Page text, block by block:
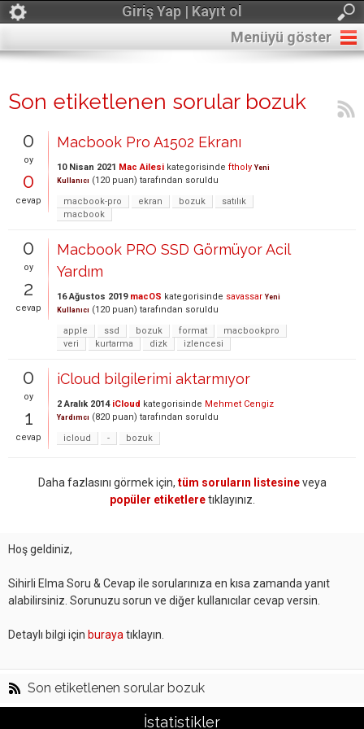
Giriş Yap | Kayıt ol
Menüyü göster
Son etiketlenen sorular bozuk
0
oy
0
cevap
Macbook Pro A1502 Ekranı
10 Nisan 2021 Mac Ailesi kategorisinde ftholy Yeni
Kullanıcı (120 puan) tarafından soruldu
macbook-pro
ekran bozuk
satılık
macbook
0
oy
2
cevap
Macbook PRO SSD Görmüyor Acil
Yardım
16 Ağustos 2019 macOS kategorisinde savassar Yeni
Kullanıcı (120 puan) tarafından soruldu
apple
ssd bozuk format
macbookpro
veri
kurtarma dizk izlencesi
0
oy
1
cevap
iCloud bilgilerimi aktarmıyor
2 Aralık 2014 iCloud kategorisinde Mehmet Cengiz
Yardımcı (820 puan) tarafından soruldu
icloud
- bozuk
Daha fazlasını görmek için, tüm soruların listesineveya
popüler etiketleretıklayınız.
Hoş geldiniz,
Sihirli Elma Soru & Cevap ile sorularınıza en kısa zamanda yanıt
alabilirsiniz. Sorunuzu sorun ve diğer kullanıcılar cevap versin.
Detaylı bilgi için buraya tıklayın.
Son etiketlenen sorular bozuk
İstatistikler